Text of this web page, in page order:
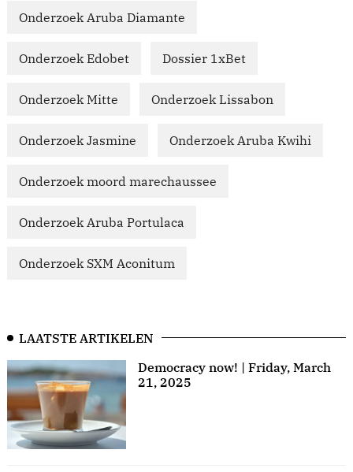
Onderzoek Aruba Diamante
Onderzoek Edobet Dossier 1xBet
Onderzoek Mitte Onderzoek Lissabon
Onderzoek Jasmine Onderzoek Aruba Kwihi
Onderzoek moord marechaussee
Onderzoek Aruba Portulaca
Onderzoek SXM Aconitum
LAATSTE ARTIKELEN
Democracy now! | Friday, March
21, 2025